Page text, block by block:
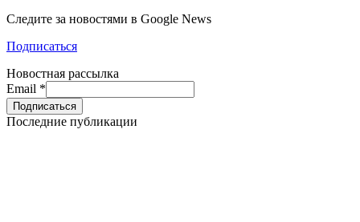
Следите за новостями в Google News
Подписаться
Новостная рассылка
Email *
Последние публикации